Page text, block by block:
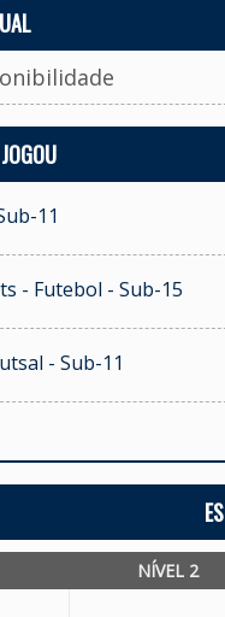
11
- Futebol - Sub-15
- Sub-11
NÍVEL 2